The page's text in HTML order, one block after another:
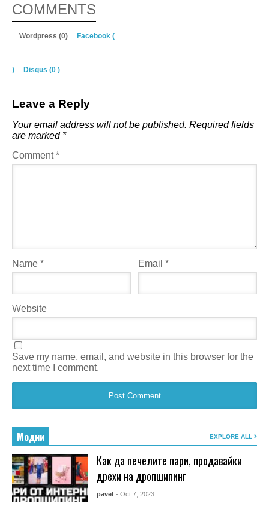
COMMENTS
Wordpress (0) Facebook (
) Disqus (0 )
Leave a Reply
Your email address will not be published. Required fields
are marked *
Comment*
Name * Email*
Website
Save my name, email, and website in this browser for the
next time I comment.
Модни EXPLORE ALL
Как да печелите пари, продавайки
дрехи на дропшипинг
pavel - Oct 7, 2023